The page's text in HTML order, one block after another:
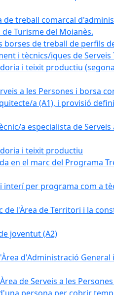
treball comarcal
Turisme del Moianès.
de treball de perfils
i tècnics/iques de
i teixit productiu
a les Persones i borsa
a (A1), i provisió
a especialista de
i teixit productiu
en el marc del Programa
interí per programa com a
de l'Àrea de Territori i la
joventut (A2)
d'Administració
de Serveis a les